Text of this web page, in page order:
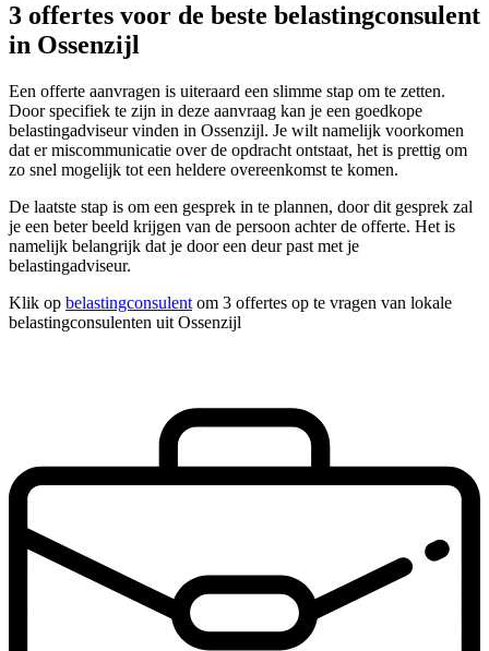
3 offertes voor de beste belastingconsulent
in Ossenzijl
Een offerte aanvragen is uiteraard een slimme stap om te zetten.
Door specifiek te zijn in deze aanvraag kan je een goedkope
belastingadviseur vinden in Ossenzijl. Je wilt namelijk voorkomen
dat er miscommunicatie over de opdracht ontstaat, het is prettig om
zo snel mogelijk tot een heldere overeenkomst te komen.
De laatste stap is om een gesprek in te plannen, door dit gesprek zal
je een beter beeld krijgen van de persoon achter de offerte. Het is
namelijk belangrijk dat je door een deur past met je
belastingadviseur.
Klik op belastingconsulent om 3 offertes op te vragen van lokale
belastingconsulenten uit Ossenzijl